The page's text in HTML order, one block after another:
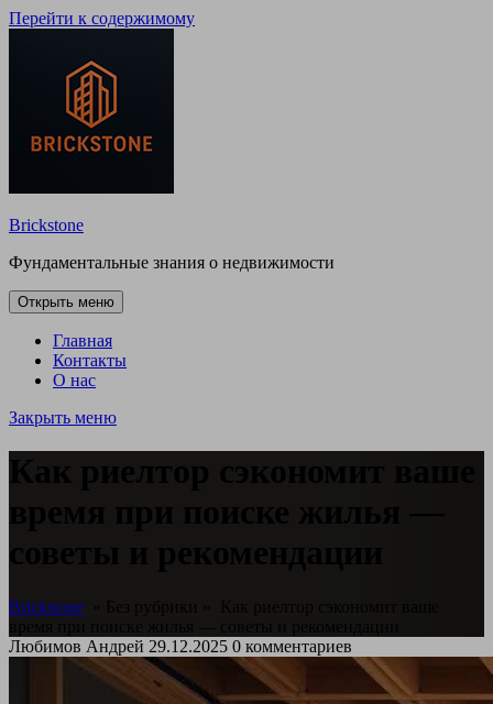
Перейти к содержимому
Brickstone
Фундаментальные знания о недвижимости
Открыть меню
Главная
Контакты
О нас
Закрыть меню
Brickstone
Любимов Андрей 29.12.2025 0 комментариев